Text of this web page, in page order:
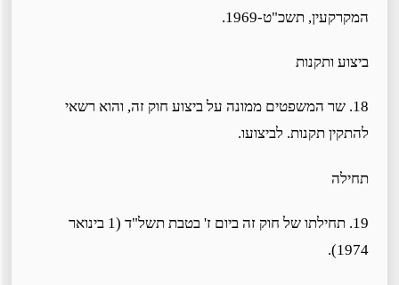
המקרקעין, תשכ"ט-1969.
ביצוע ותקנות
18. שר המשפטים ממונה על ביצוע חוק זה, והוא רשאי
להתקין תקנות. לביצועו.
תחילה
19. תחילתו של חוק זה ביום ז' בטבת תשל"ד (1 בינואר
1974).